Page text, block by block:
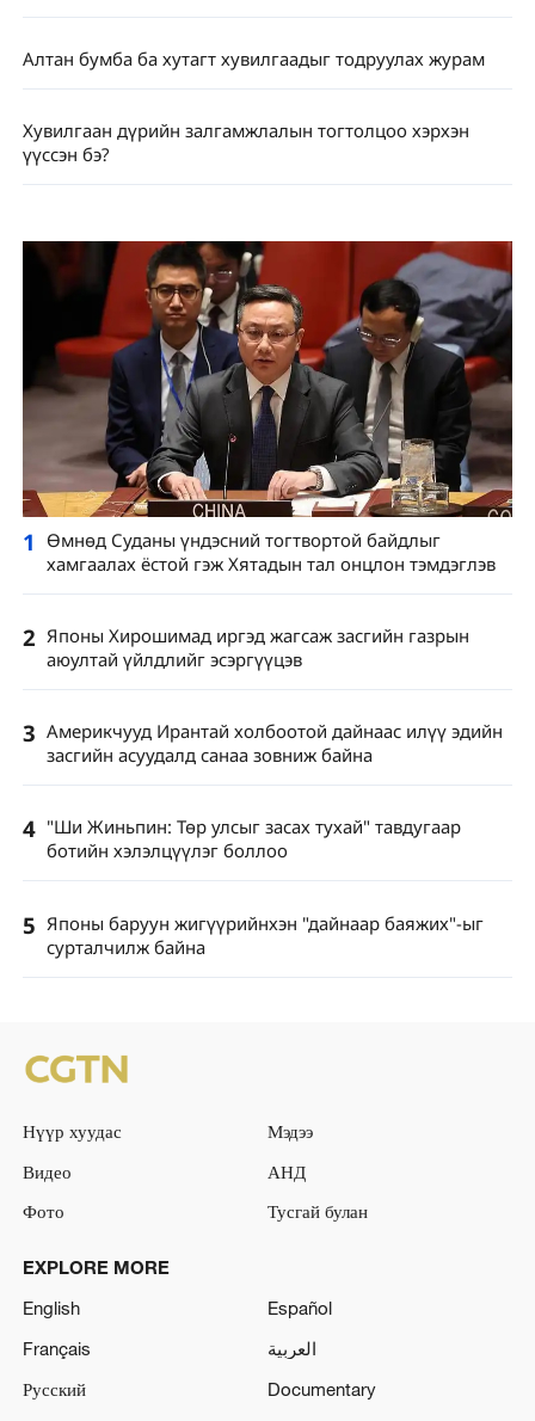
Алтан бумба ба хутагт хувилгаадыг тодруулах журам
Хувилгаан дүрийн залгамжлалын тогтолцоо хэрхэн
үүссэн бэ?
1
Өмнөд Суданы үндэсний тогтвортой байдлыг
хамгаалах ёстой гэж Хятадын тал онцлон тэмдэглэв
2 Японы Хирошимад иргэд жагсаж засгийн газрын
аюултай үйлдлийг эсэргүүцэв
3 Америкчууд Ирантай холбоотой дайнаас илүү эдийн
засгийн асуудалд санаа зовниж байна
4 "Ши Жиньпин: Төр улсыг засах тухай" тавдугаар
ботийн хэлэлцүүлэг боллоо
5 Японы баруун жигүүрийнхэн "дайнаар баяжих"-ыг
сурталчилж байна
Нүүр хуудас
Мэдээ
Видео
АНД
Фото
Тусгай булан
EXPLORE MORE
English
Español
Français
العربية
Русский
Documentary